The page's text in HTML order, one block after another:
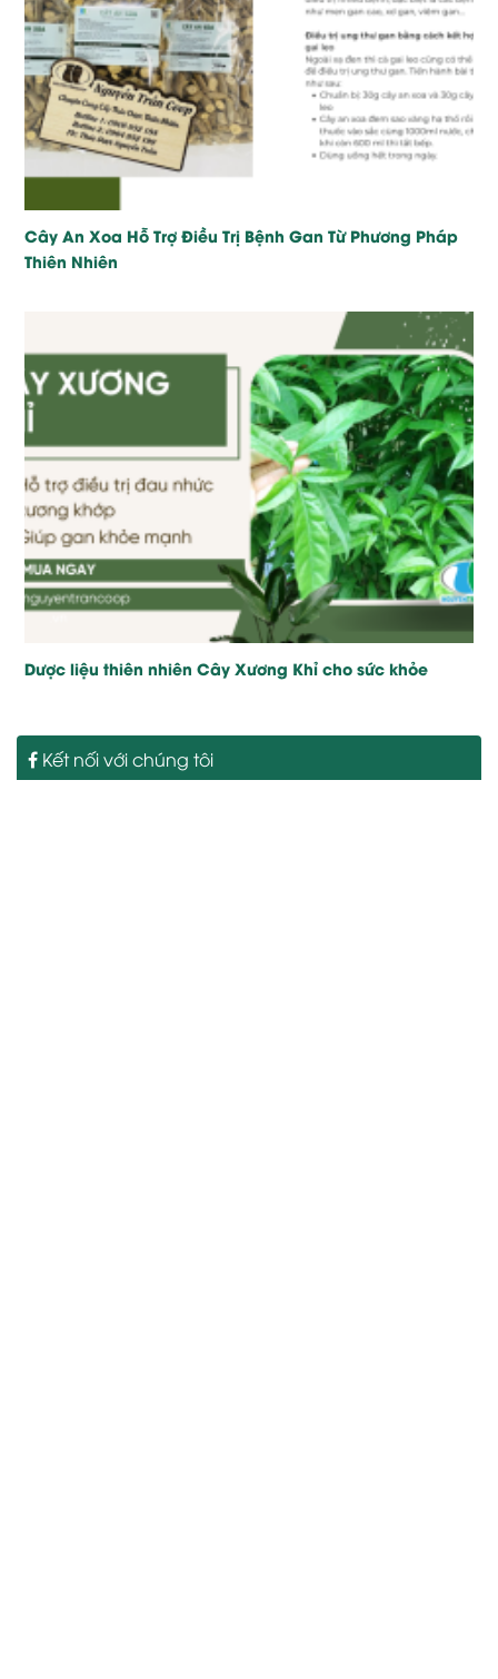
Cây An Xoa Hỗ Trợ Điều Trị Bệnh Gan Từ Phương Pháp
Thiên Nhiên
Dược liệu thiên nhiên Cây Xương Khỉ cho sức khỏe
Kết nối với chúng tôi